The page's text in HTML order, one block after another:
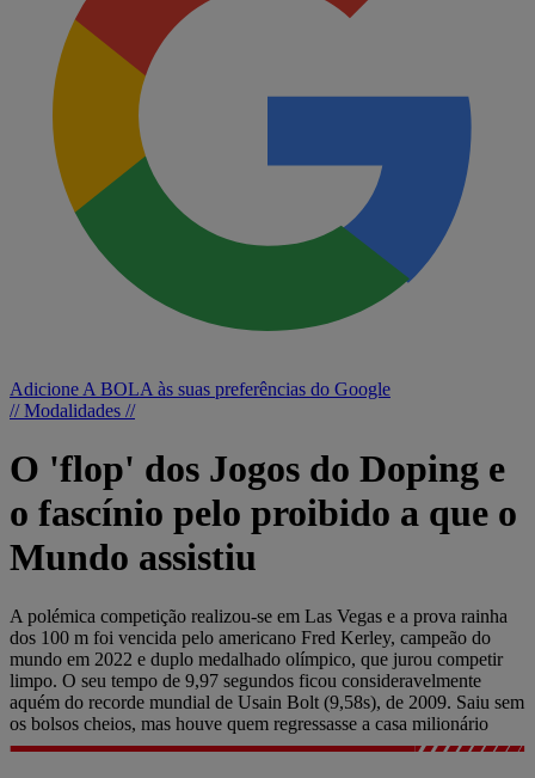
Adicione A BOLA às suas preferências do Google
// Modalidades //
O 'flop' dos Jogos do Doping e
o fascínio pelo proibido a que o
Mundo assistiu
A polémica competição realizou-se em Las Vegas e a prova rainha
dos 100 m foi vencida pelo americano Fred Kerley, campeão do
mundo em 2022 e duplo medalhado olímpico, que jurou competir
limpo. O seu tempo de 9,97 segundos ficou consideravelmente
aquém do recorde mundial de Usain Bolt (9,58s), de 2009. Saiu sem
os bolsos cheios, mas houve quem regressasse a casa milionário